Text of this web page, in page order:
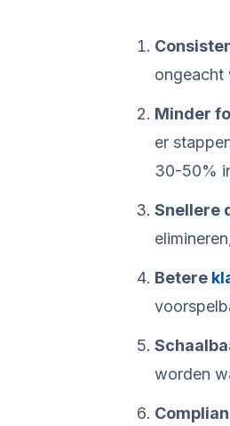
ongeacht
Minder
er
30-50%
Snellere
Betere
worden